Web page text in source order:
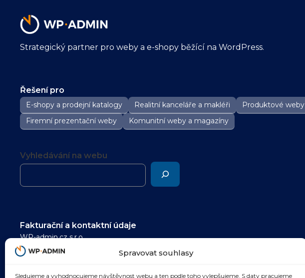
Spravovat souhlasy
Sledujeme a vyhodnocujeme návštěvnost webu a ten podle toho vylepšujeme. S daty pracujeme
Strategický partner pro weby a e-shopy běžící na WordPress.
Řešení pro
E-shopy a prodejní katalogy Realitní kanceláře a makléři
Produktové weby
Firemní prezentační weby
Komunitní weby a magazíny
Vyhledávání na webu
Fakturační a kontaktní údaje
WP-admin.cz s.r.o.
pomoc@wp-admin.cz